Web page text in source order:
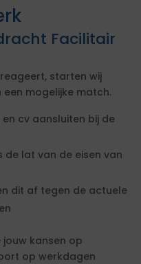
Facilitair
starten wij
mogelijke match.
cv aansluiten bij de
lat van de eisen van
dit af tegen de actuele
jouw kansen op
op werkdagen